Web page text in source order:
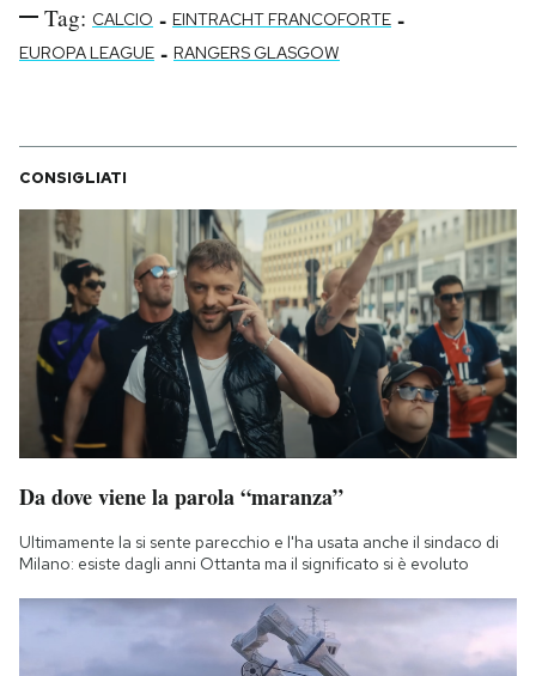
Tag: CALCIO - EINTRACHT FRANCOFORTE -
EUROPA LEAGUE - RANGERS GLASGOW
CONSIGLIATI
Da dove viene la parola “maranza”
Ultimamente la si sente parecchio e l'ha usata anche il sindaco di
Milano: esiste dagli anni Ottanta ma il significato si è evoluto